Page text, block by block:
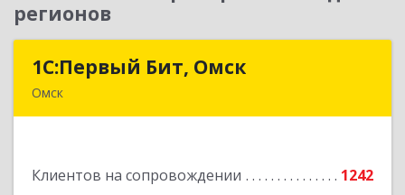
регионов
1С:Первый Бит, Омск
Омск
Клиентов на сопровождении
1242
1С:Первый Бит, Омск
Подробнее